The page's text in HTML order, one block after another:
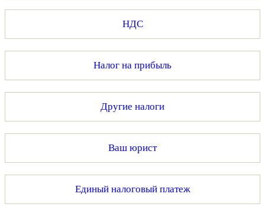
НДС
Налог на прибыль
Другие налоги
Ваш юрист
Единый налоговый платеж